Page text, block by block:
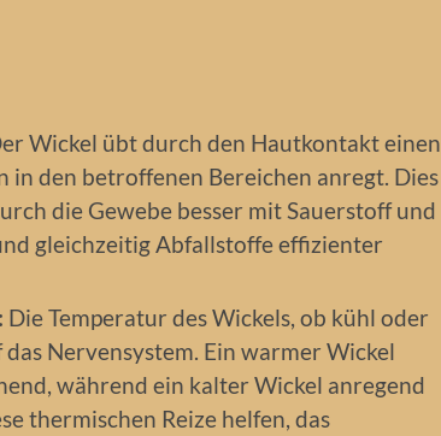
Wickel übt durch den Hautkontakt einen
in den betroffenen Bereichen anregt. Dies
die Gewebe besser mit Sauerstoff und
gleichzeitig Abfallstoffe effizienter
Die Temperatur des Wickels, ob kühl oder
Nervensystem. Ein warmer Wickel
während ein kalter Wickel anregend
thermischen Reize helfen, das